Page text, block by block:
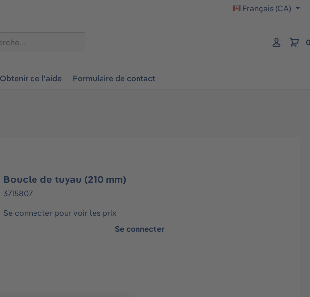
Français (CA)
Obtenir de l'aide Formulaire de contact
Boucle de tuyau (210 mm)
3715807
Se connecter pour voir les prix
Se connecter